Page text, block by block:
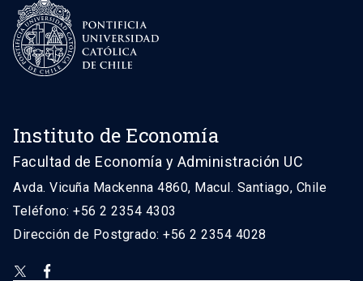
Instituto de Economía
Facultad de Economía y Administración UC
Avda. Vicuña Mackenna 4860, Macul. Santiago, Chile
Teléfono: +56 2 2354 4303
Dirección de Postgrado: +56 2 2354 4028